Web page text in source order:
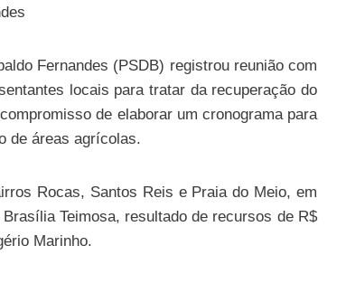
Fernandes (PSDB) registrou reunião com
locais para tratar da recuperação do
de elaborar um cronograma para
de áreas agrícolas.
Rocas, Santos Reis e Praia do Meio, em
Teimosa, resultado de recursos de R$
Marinho.